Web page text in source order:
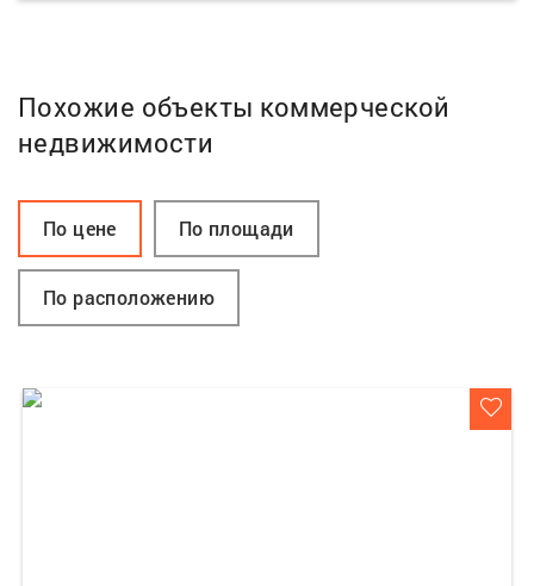
Похожие объекты коммерческой
недвижимости
По цене По площади
По расположению